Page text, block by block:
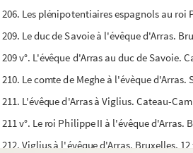
206. Les plénipotentiaires espagnols au roi
209. Le duc de Savoie à l'évêque d'Arras.
209 v°. L'évêque d'Arras au duc de Savoie.
210. Le comte de Meghe à l'évèque
211. L'évêque d'Arras à Viglius. Cateau-
211 v°. Le roi Philippe II à l'évêque d'Arras.
212. Viglius à l'évêque d'Arras. Bruxelles,